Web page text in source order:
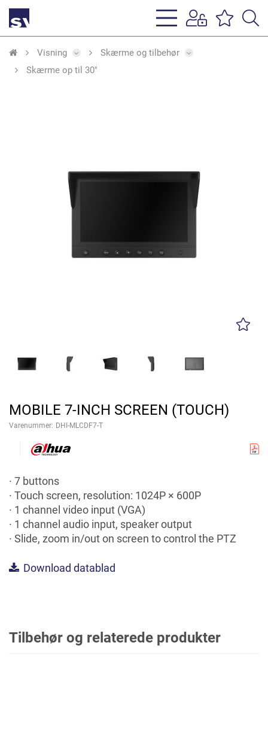
Visning
Skærme og tilbehør
Skærme op til 30"
MOBILE 7-INCH SCREEN (TOUCH)
Varenummer: DHI-MLCDF7-T
· 7 buttons
· Touch screen, resolution: 1024P × 600P
· 1 channel video input (VGA)
· 1 channel audio input, speaker output
· Slide, zoom in/out on screen to control the PTZ
Download datablad
Tilbehør og relaterede produkter